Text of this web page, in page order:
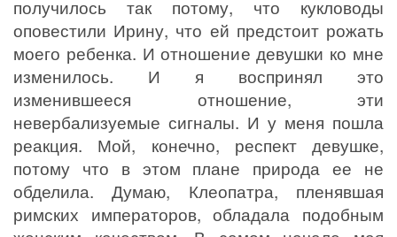
получилось так потому, что кукловоды
оповестили Ирину, что ей предстоит рожать
моего ребенка. И отношение девушки ко мне
изменилось. И я воспринял это
изменившееся отношение, эти
невербализуемые сигналы. И у меня пошла
реакция. Мой, конечно, респект девушке,
потому что в этом плане природа ее не
обделила. Думаю, Клеопатра, пленявшая
римских императоров, обладала подобным